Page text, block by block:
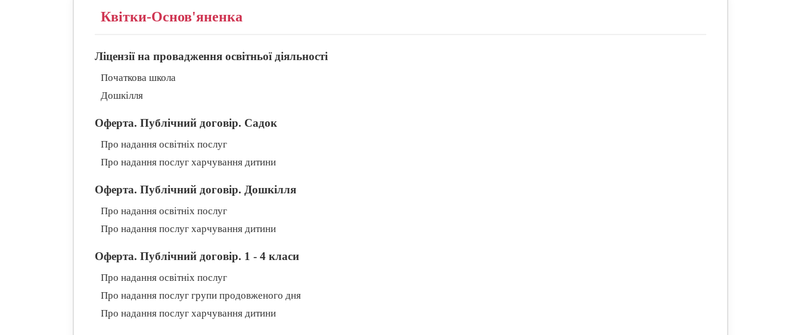
Квітки-Основ'яненка
Ліцензії на провадження освітньої діяльності
Початкова школа
Дошкілля
Оферта. Публічний договір. Садок
Про надання освітніх послуг
Про надання послуг харчування дитини
Оферта. Публічний договір. Дошкілля
Про надання освітніх послуг
Про надання послуг харчування дитини
Оферта. Публічний договір. 1 - 4 класи
Про надання освітніх послуг
Про надання послуг групи продовженого дня
Про надання послуг харчування дитини